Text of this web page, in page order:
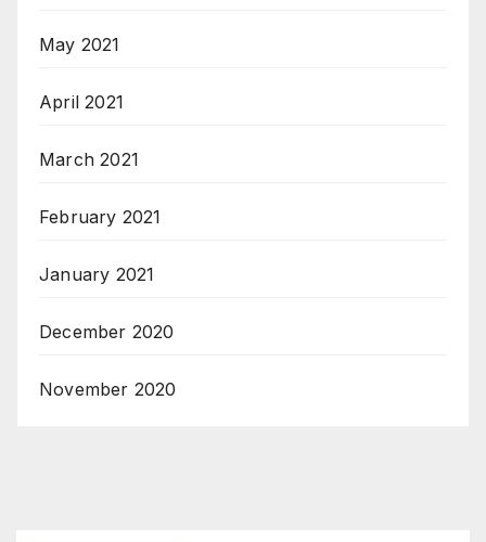
May 2021
April 2021
March 2021
February 2021
January 2021
December 2020
November 2020